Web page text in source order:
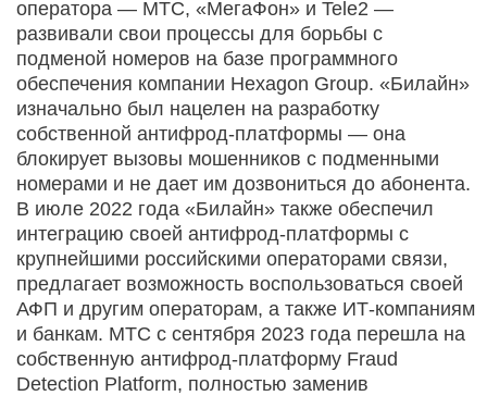
оператора — МТС, «МегаФон» и Tele2 —
развивали свои процессы для борьбы с
подменой номеров на базе программного
обеспечения компании Hexagon Group. «Билайн»
изначально был нацелен на разработку
собственной антифрод-платформы — она
блокирует вызовы мошенников с подменными
номерами и не дает им дозвониться до абонента.
В июле 2022 года «Билайн» также обеспечил
интеграцию своей антифрод-платформы с
крупнейшими российскими операторами связи,
предлагает возможность воспользоваться своей
АФП и другим операторам, а также ИТ-компаниям
и банкам. МТС с сентября 2023 года перешла на
собственную антифрод-платформу Fraud
Detection Platform, полностью заменив